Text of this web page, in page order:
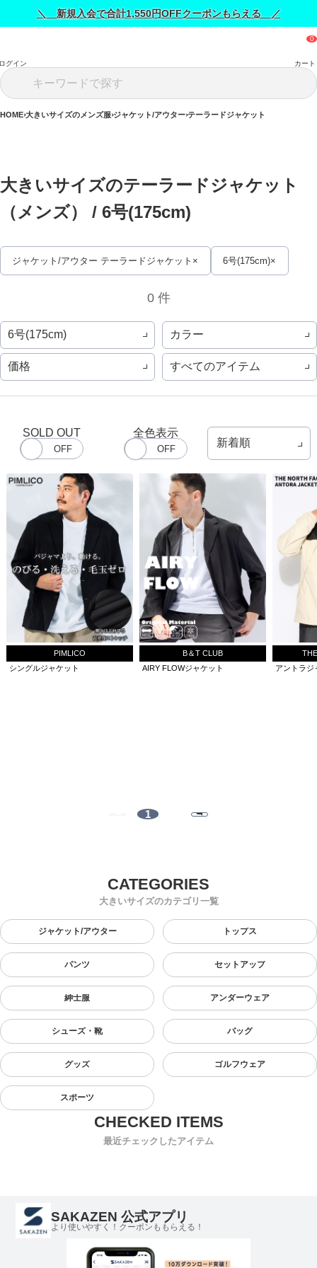
＼ 新規入会で合計1,550円OFFクーポンもらえる ／
グイン カート
HOME 大きいサイズのメンズ服 ジャケット/アウター テーラードジャケット
大きいサイズのテーラードジャケット
（メンズ） / 6号(175cm)
ジャケット/アウター テーラードジャケット 6号(175cm)
0 件
6号(175cm) カラー
価格 すべてのアイテム
SOLD OUT 全色表示
PIMLICO
シングルジャケット
B＆T CLUB
AIRY FLOWジャケット
アントラジ
1
大きいサイズのカテゴリ一覧
ジャケット/アウター トップス
パンツ セットアップ
紳士服 アンダーウェア
シューズ・靴 バッグ
グッズ ゴルフウェア
スポーツ
最近チェックしたアイテム
SAKAZEN 公式アプリ
より使いやすく！クーポンももらえる！